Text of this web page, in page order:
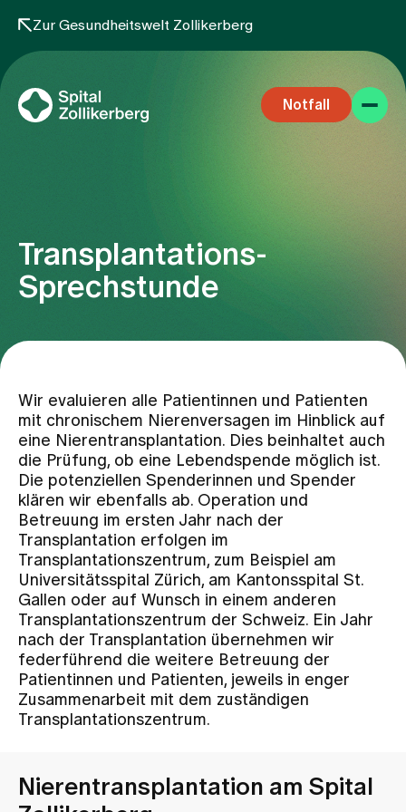
Zur Gesundheitswelt Zollikerberg
Notfall
Fachbereiche
Team
Zuweisende
Events
Über uns
Aktuelles
Jobs & Karriere
Babygalerie
Blog
Transplantations-
Sprechstunde
Wir evaluieren alle Patientinnen und Patienten
mit chronischem Nierenversagen im Hinblick auf
eine Nierentransplantation. Dies beinhaltet auch
die Prüfung, ob eine Lebendspende möglich ist.
Die potenziellen Spenderinnen und Spender
klären wir ebenfalls ab. Operation und
Betreuung im ersten Jahr nach der
Transplantation erfolgen im
Transplantationszentrum, zum Beispiel am
Universitätsspital Zürich, am Kantonsspital St.
Gallen oder auf Wunsch in einem anderen
Transplantationszentrum der Schweiz. Ein Jahr
nach der Transplantation übernehmen wir
federführend die weitere Betreuung der
Patientinnen und Patienten, jeweils in enger
Zusammenarbeit mit dem zuständigen
Transplantationszentrum.
Nierentransplantation am Spital